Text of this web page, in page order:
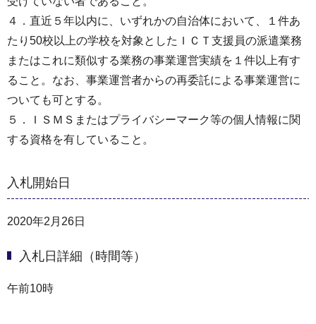
４．直近５年以内に、いずれかの自治体において、１件あ
たり50校以上の学校を対象としたＩＣＴ支援員の派遣業務
またはこれに類似する業務の事業運営実績を１件以上有す
ること。なお、事業運営者からの再委託による事業運営に
ついても可とする。
５．ＩＳＭＳまたはプライバシーマーク等の個人情報に関
する資格を有していること。
入札開始日
2020年2月26日
入札日詳細（時間等）
午前10時